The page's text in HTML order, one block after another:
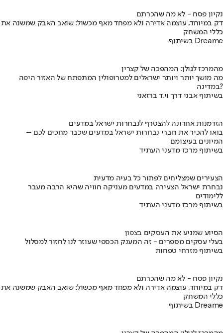
נקיון פסח - לא מה שהכרתם
דק במיוחד, עוצמה אדירה ולא מפחד מאף מכשול: שואב האבק שמשנה את
כללי המשחק
בשיתוף Dreame
מהמרכז לגולן: המהפכה של קצרין
מה מושך יותר ויותר ישראלים למטרופולין המתפתח של האזור היפה
במדינה?
בשיתוף אבני דרך וי.ד ברזאני
הזדמנות אחרונה להצטרף לנבחרות ישראל במדעים
בואו להכיר את חברי נבחרות ישראל במדעים שכבר מחכים לכם –
המיונים בעיצומם
בשיתוף מרכז מדעני העתיד
הצעירים שמצליחים לפתור כל בעיה מדעית
נבחרת ישראל הצעירה במדעים מעניקה חוויה שהיא הרבה מעבר
ללימודים
בשיתוף מרכז מדעני העתיד
הסיוע שמניע את העסקים בצפון
בעלי עסקים מספרים - זה המענק הכספי שעוזר לנו לחזור למסלול
בשיתוף מזרחי טפחות
נקיון פסח - לא מה שהכרתם
דק במיוחד, עוצמה אדירה ולא מפחד מאף מכשול: שואב האבק שמשנה את
כללי המשחק
בשיתוף Dreame